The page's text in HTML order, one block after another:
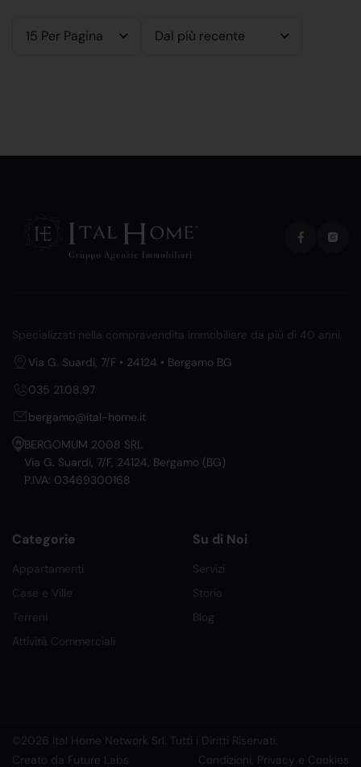
15 Per Pagina Dal più recente
Specializzati nella compravendita immobiliare da più di 40 anni.
Via G. Suardi, 7/F • 24124 • Bergamo BG
035 21.08.97
bergamo@ital-home.it
BERGOMUM 2008 SRL
Via G. Suardi, 7/F, 24124, Bergamo (BG)
P.IVA: 03469300168
Categorie
Appartamenti
Case e Ville
Terreni
Attività Commerciali
Su di Noi
Servizi
Storia
Blog
©2026 Ital Home Network Srl. Tutti i Diritti Riservati.
Creato da Future Labs
Condizioni, Privacy e Cookies